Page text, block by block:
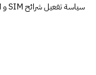
سياسة تفعيل شرائح SIM و eSIM